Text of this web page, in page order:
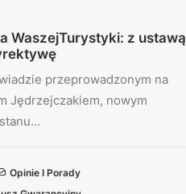
WaszejTurystyki: z ustawą
przeprowadzonym na
Jędrzejczakiem, nowym
Opinie I Porady